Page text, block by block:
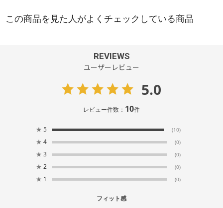
REVIEWS
ユーザーレビュー
5.0
レビュー件数： 10件
★ 5 (10)
★ 4 (0)
★ 3 (0)
★ 2 (0)
★ 1 (0)
フィット感